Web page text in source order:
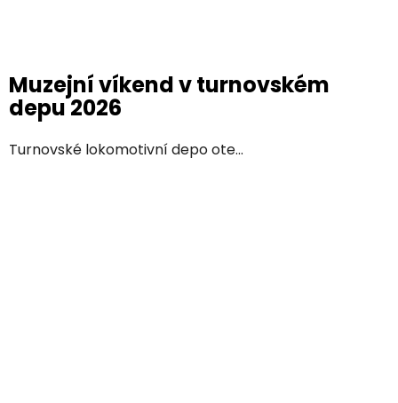
Muzejní víkend v turnovském
depu 2026
Turnovské lokomotivní depo ote...